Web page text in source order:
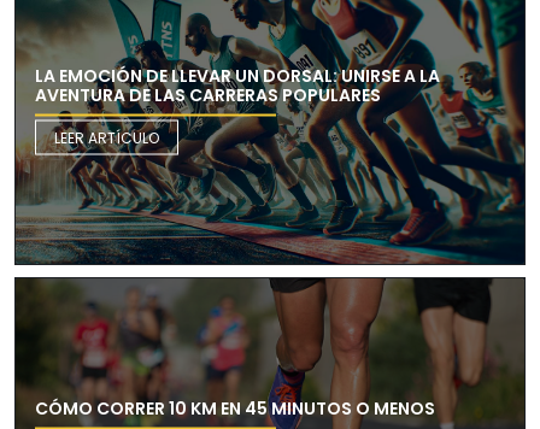
LA EMOCIÓN DE LLEVAR UN DORSAL: UNIRSE A LA
AVENTURA DE LAS CARRERAS POPULARES
LEER ARTÍCULO
CÓMO CORRER 10 KM EN 45 MINUTOS O MENOS